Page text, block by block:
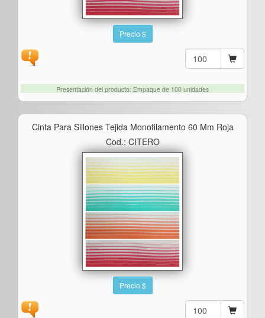
Precio $
Presentación del producto: Empaque de 100 unidades
Cinta Para Sillones Tejida Monofilamento 60 Mm Roja
Cod.: CITERO
Precio $